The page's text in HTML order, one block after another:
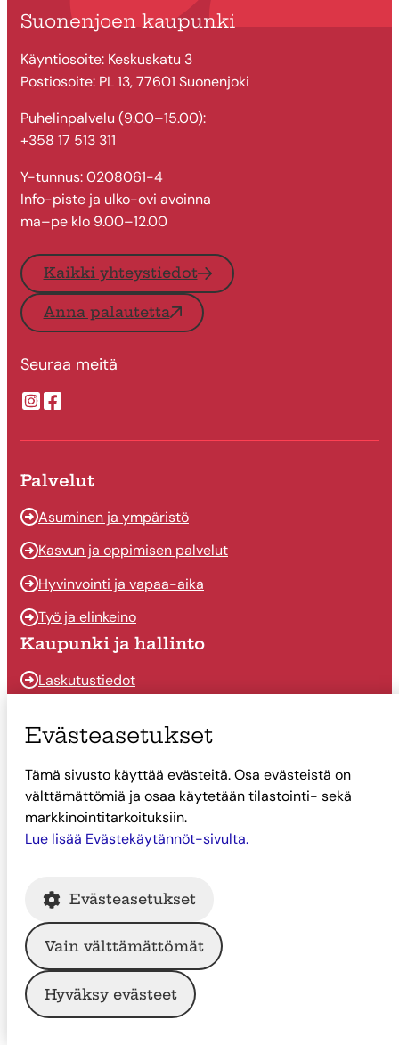
Suonenjoen kaupunki
Käyntiosoite: Keskuskatu 3
Postiosoite: PL 13, 77601 Suonenjoki
Puhelinpalvelu (9.00–15.00):
+358 17 513 311
Y-tunnus: 0208061-4
Info-piste ja ulko-ovi avoinna
ma–pe klo 9.00–12.00
Kaikki yhteystiedot
Anna palautetta
Seuraa meitä
Suonenjoen kaupungin Instragram
Suonenjoen kaupungin Facebook
Palvelut
Asuminen ja ympäristö
Kasvun ja oppimisen palvelut
Hyvinvointi ja vapaa-aika
Työ ja elinkeino
Kaupunki ja hallinto
Laskutustiedot
Päätöksenteko
Talous
Yhteystiedot
Tietoa Suonenjoesta
Tietoa Suonenjoesta
© Suonenjoen kaupunki
Intranet
Tietosuoja
Evästekäytännöt
Evästeasetukset
Tämä sivusto käyttää evästeitä. Osa evästeistä on
välttämättömiä ja osaa käytetään tilastointi- sekä
markkinointitarkoituksiin.
Lue lisää Evästekäytännöt-sivulta.
Evästeasetukset
Vain välttämättömät
Hyväksy evästeet